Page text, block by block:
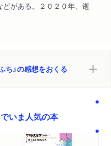
どがある。２０２０年、逝
』の感想をおくる
でいま人気の本